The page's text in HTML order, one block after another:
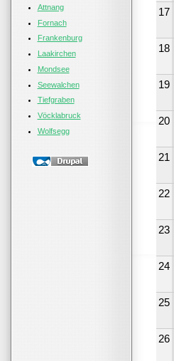
Attnang
Fornach
Frankenburg
Laakirchen
Mondsee
Seewalchen
Tiefgraben
Vöcklabruck
Wolfsegg
17
18
19
20
21
22
23
24
25
26